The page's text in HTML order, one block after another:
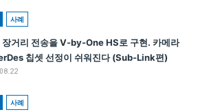
사례
장거리 전송을 V-by-One HS로 구현. 카메라
칩셋 선정이 쉬워진다 (Sub-Link편)
사례